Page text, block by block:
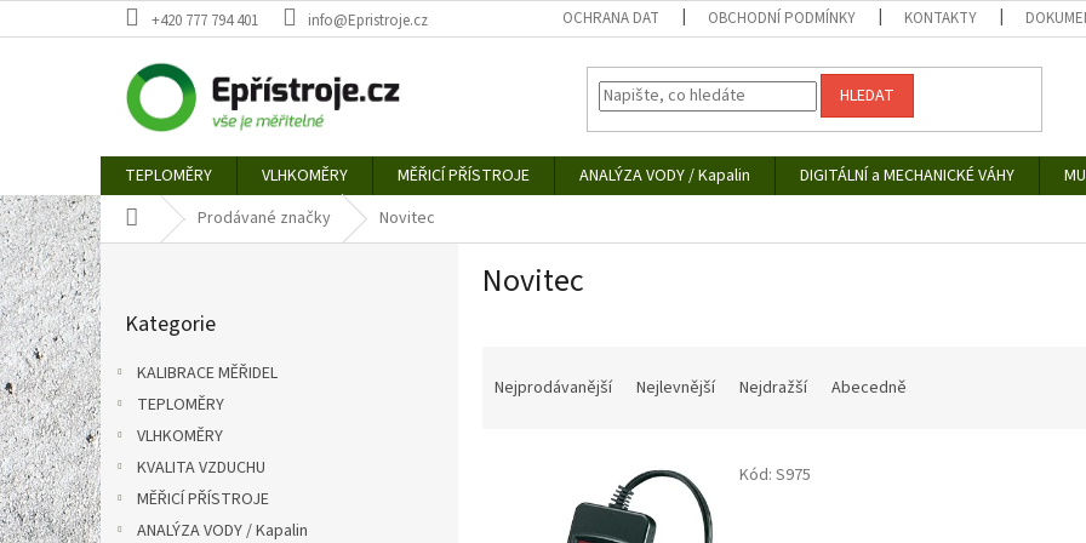
na
+420 777 794 401 info@Epristroje.cz OCHRANA DAT OBCHODNÍ PODMÍNKY KONTAKTY
HLEDAT
TEPLOMĚRY VLHKOMĚRY MĚŘICÍ PŘÍSTROJE ANALÝZA VODY / Kapalin DIGITÁLNÍ a MECHANICKÉ VÁHY
Domů Prodávané značky Novitec
P
o
s
t
r
a
n
n
í
p
a
kategorie
Kategorie
KALIBRACE MĚŘIDEL
TEPLOMĚRY
VLHKOMĚRY
KVALITA VZDUCHU
MĚŘICÍ PŘÍSTROJE
ANALÝZA VODY / Kapalin
Novitec
Nejprodávanější Nejlevnější Nejdražší Abecedně
Kód: S975